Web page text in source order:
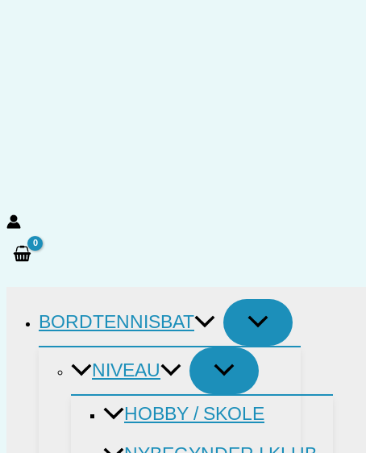
BORDTENNISBAT
NIVEAU
HOBBY / SKOLE